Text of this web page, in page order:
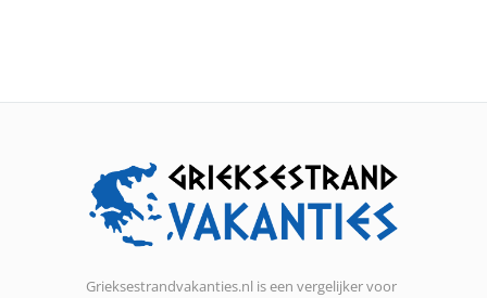
Grieksestrandvakanties.nl is een vergelijker voor